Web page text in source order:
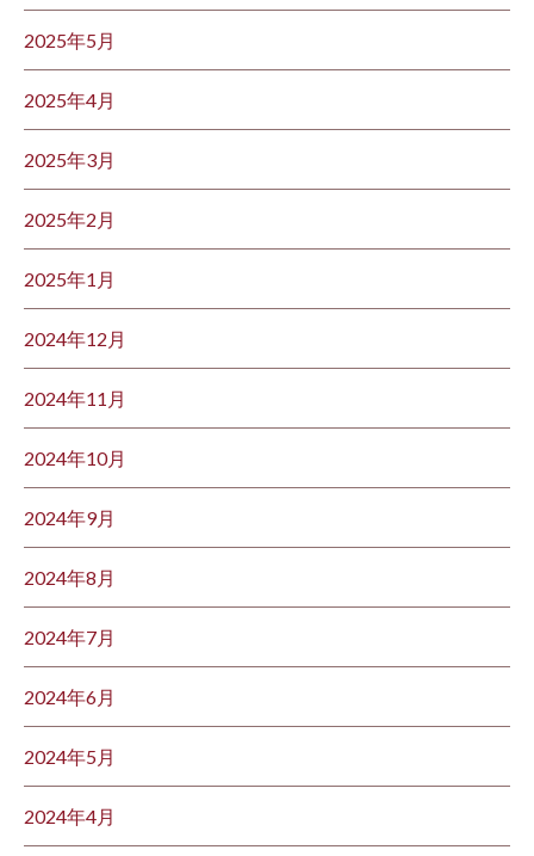
2025年5月
2025年4月
2025年3月
2025年2月
2025年1月
2024年12月
2024年11月
2024年10月
2024年9月
2024年8月
2024年7月
2024年6月
2024年5月
2024年4月